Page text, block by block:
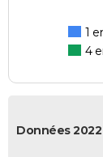
1
4
Données 2022